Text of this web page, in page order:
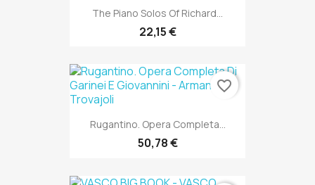
The Piano Solos Of Richard...
22,15 €
Rugantino. Opera Completa...
50,78 €
favorite_border